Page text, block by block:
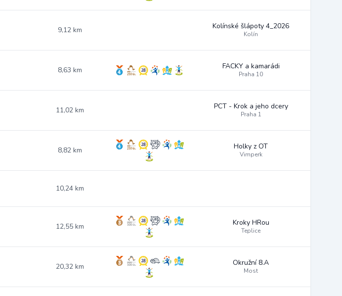
9,12 km Kolínské šlápoty 4_2026
Kolín
8,63 km FACKY a kamarádi
Praha 10
11,02 km PCT - Krok a jeho dcery
Praha 1
8,82 km Holky z OT
Vimperk
10,24 km
12,55 km Kroky HRou
Teplice
20,32 km Okružní 8.A
Most